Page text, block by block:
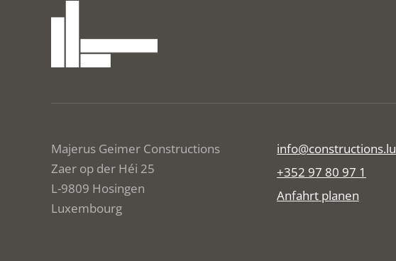
Majerus Geimer Constructions
Zaer op der Héi 25
L-9809 Hosingen
Luxembourg
info@constructions.lu
+352 97 80 97 1
Anfahrt planen